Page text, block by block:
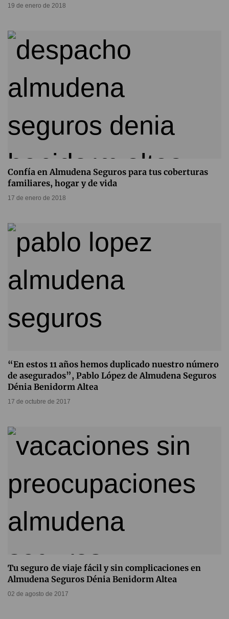
19 de enero de 2018
Confía en Almudena Seguros para tus coberturas
familiares, hogar y de vida
17 de enero de 2018
“En estos 11 años hemos duplicado nuestro número
de asegurados”, Pablo López de Almudena Seguros
Dénia Benidorm Altea
17 de octubre de 2017
Tu seguro de viaje fácil y sin complicaciones en
Almudena Seguros Dénia Benidorm Altea
02 de agosto de 2017